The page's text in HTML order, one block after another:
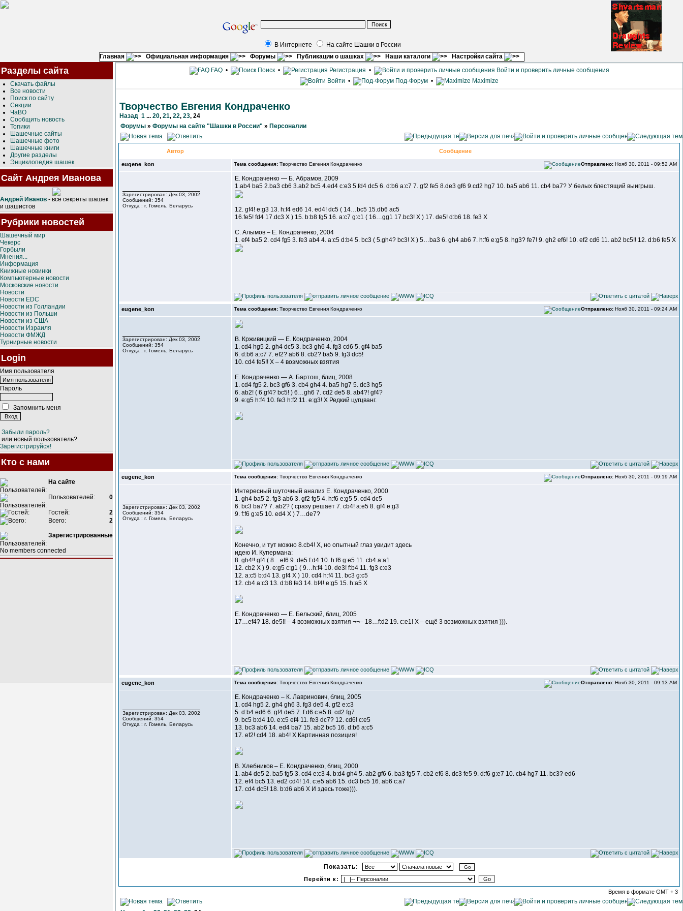
В Интернете
На сайте Шашки в России
Главная
Официальная информация Форумы Публикации о шашках Наши каталоги Настройки сайта
Разделы сайта
Скачать файлы
Все новости
Поиск по сайту
Секции
ЧаВО
Сообщить новость
Топики
Шашечные сайты
Шашечные фото
Шашечные книги
Другие разделы
Энциклопедия шашек
Сайт Андрея Иванова
Андрей Иванов - все секреты шашек
и шашистов
Рубрики новостей
Шашечный мир
Чекерс
Горбыли
Мнения...
Информация
Книжные новинки
Компьютерные новости
Московские новости
Новости
Новости EDC
Новости из Голландии
Новости из Польши
Новости из США
Новости Израиля
Новости ФМЖД
Турнирные новости
Login
Имя пользователя
Пароль
Запомнить меня
Забыли пароль?
или новый пользователь?
Зарегистрируйся!
Кто с нами
На сайте
Пользователей: 0
Гостей:
2
Всего:
2
Зарегистрированные
No members connected
FAQ• Поиск• Регистрация •
Войти и проверить личные сообщения
Войти • Под-Форум • Maximize
Творчество Евгения Кондраченко
Назад 1 ... 20, 21, 22, 23, 24
Форумы » Форумы на сайте "Шашки в России" » Персоналии
Автор Сообщение
eugene_kon Тема сообщения: Творчество Евгения Кондраченко Отправлено: Нояб 30, 2011 - 09:52 AM
Зарегистрирован: Дек 03, 2002
Сообщений: 354
Откуда : г. Гомель, Беларусь
Е. Кондраченко — Б. Абрамов, 2009
1.ab4 ba5 2.ba3 cb6 3.ab2 bc5 4.ed4 c:e3 5.fd4 dc5 6. d:b6 a:c7 7. gf2 fe5 8.de3 gf6 9.cd2 hg7 10. ba5 ab6 11. cb4 ba7? У белых блестящий выигрыш.
12. gf4! e:g3 13. h:f4 ed6 14. ed4! dc5 ( 14…bc5 15.db6 ac5
16.fe5! fd4 17.dc3 X ) 15. b:b8 fg5 16. a:c7 g:c1 ( 16…gg1 17.bc3! X ) 17. de5! d:b6 18. fe3 Х
С. Алымов – Е. Кондраченко, 2004
1. ef4 ba5 2. cd4 fg5 3. fe3 ab4 4. a:c5 d:b4 5. bc3 ( 5.gh4? bc3! X ) 5…ba3 6. gh4 ab6 7. h:f6 e:g5 8. hg3? fe7! 9. gh2 ef6! 10. ef2 cd6 11. ab2 bc5!! 12. d:b6 fe5 Х
eugene_kon Тема сообщения: Творчество Евгения Кондраченко Отправлено: Нояб 30, 2011 - 09:24 AM
Зарегистрирован: Дек 03, 2002
Сообщений: 354
Откуда : г. Гомель, Беларусь
В. Крживицкий — Е. Кондраченко, 2004
1. cd4 hg5 2. gh4 dc5 3. bc3 gh6 4. fg3 cd6 5. gf4 ba5
6. d:b6 a:c7 7. ef2? ab6 8. cb2? ba5 9. fg3 dc5!
10. cd4 fe5!! Х – 4 возможных взятия
Е. Кондраченко — А. Бартош, блиц, 2008
1. cd4 fg5 2. bc3 gf6 3. cb4 gh4 4. ba5 hg7 5. dc3 hg5
6. ab2! ( 6.gf4? bc5! ) 6…gh6 7. cd2 de5 8. ab4?! gf4?
9. e:g5 h:f4 10. fe3 h:f2 11. e:g3! X Редкий цугцванг.
eugene_kon Тема сообщения: Творчество Евгения Кондраченко Отправлено: Нояб 30, 2011 - 09:19 AM
Зарегистрирован: Дек 03, 2002
Сообщений: 354
Откуда : г. Гомель, Беларусь
Интересный шуточный анализ Е. Кондраченко, 2000
1. gh4 ba5 2. fg3 ab6 3. gf2 fg5 4. h:f6 e:g5 5. cd4 dc5
6. bc3 ba7? 7. ab2? ( сразу решает 7. cb4! a:e5 8. gf4 e:g3
9. f:f6 g:e5 10. ed4 X ) 7…de7?
Конечно, и тут можно 8.cb4! X, но опытный глаз увидит здесь
идею И. Купермана:
8. gh4!! gf4 ( 8…ef6 9. de5 f:d4 10. h:f6 g:e5 11. cb4 a:a1
12. cb2 Х ) 9. e:g5 c:g1 ( 9…h:f4 10. de3! f:b4 11. fg3 c:e3
12. a:c5 b:d4 13. gf4 Х ) 10. cd4 h:f4 11. bc3 g:c5
12. cb4 a:c3 13. d:b8 fe3 14. bf4! e:g5 15. h:a5 Х
Е. Кондраченко — Е. Бельский, блиц, 2005
17…ef4? 18. de5!! – 4 возможных взятия ¬¬– 18…f:d2 19. c:e1! Х – ещё 3 возможных взятия ))).
eugene_kon Тема сообщения: Творчество Евгения Кондраченко Отправлено: Нояб 30, 2011 - 09:13 AM
Зарегистрирован: Дек 03, 2002
Сообщений: 354
Откуда : г. Гомель, Беларусь
Е. Кондраченко – К. Лавринович, блиц, 2005
1. cd4 hg5 2. gh4 gh6 3. fg3 de5 4. gf2 e:c3
5. d:b4 ed6 6. gf4 de5 7. f:d6 c:e5 8. cd2 fg7
9. bc5 b:d4 10. e:c5 ef4 11. fe3 dc7? 12. cd6! c:e5
13. bc3 ab6 14. ed4 ba7 15. ab2 bc5 16. d:b6 a:c5
17. ef2! cd4 18. ab4! Х Картинная позиция!
В. Хлебников – Е. Кондраченко, блиц, 2000
1. ab4 de5 2. ba5 fg5 3. cd4 e:c3 4. b:d4 gh4 5. ab2 gf6 6. ba3 fg5 7. cb2 ef6 8. dc3 fe5 9. d:f6 g:e7 10. cb4 hg7 11. bc3? ed6
12. ef4 bc5 13. ed2 cd4! 14. c:e5 ab6 15. dc3 bc5 16. ab6 c:a7
17. cd4 dc5! 18. b:d6 ab6 Х И здесь тоже))).
Показать:
Перейти к:
Время в формате GMT + 3